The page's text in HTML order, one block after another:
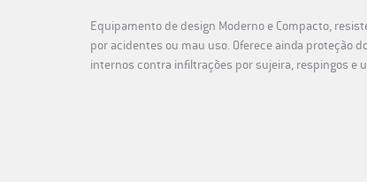
Equipamento de design Moderno e Compacto,
por acidentes ou mau uso. Oferece ainda proteção
internos contra infiltrações por sujeira, respingos e